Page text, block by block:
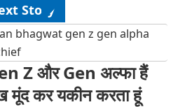
Story
bhagwat gen z gen alpha
Z और Gen अल्फा हैं
मूंद कर यकीन करता हूं